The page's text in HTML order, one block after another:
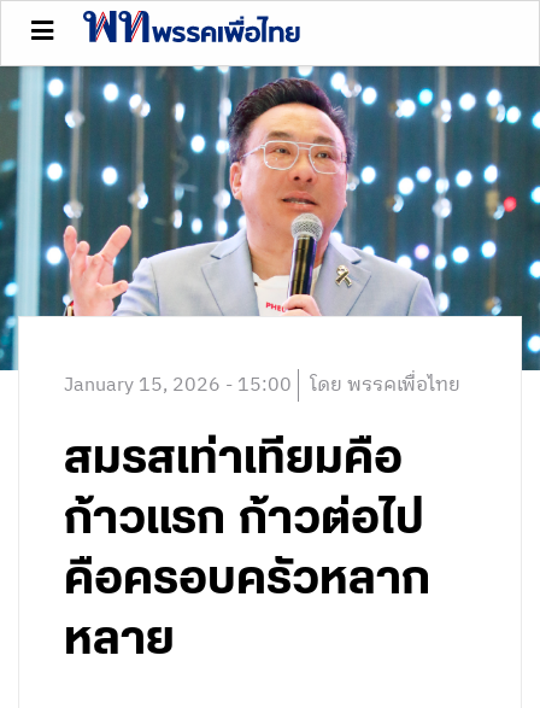
January 15, 2026 - 15:00 โดย พรรคเพื่อไทย
สมรสเท่าเทียมคือ
ก้าวแรก ก้าวต่อไป
คือครอบครัวหลาก
หลาย